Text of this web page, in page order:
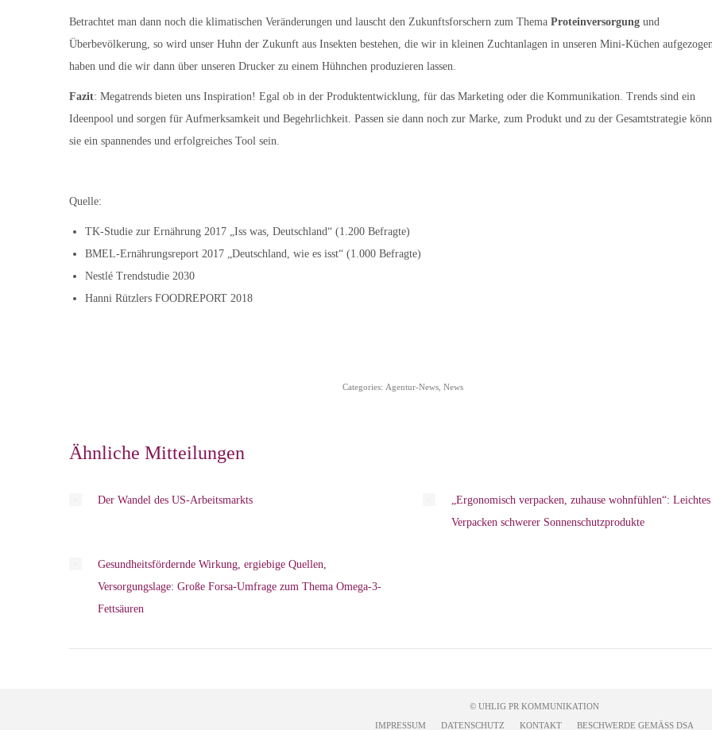
Betrachtet man dann noch die klimatischen Veränderungen und lauscht den Zukunftsforschern zum Thema Proteinversorgung und
Überbevölkerung, so wird unser Huhn der Zukunft aus Insekten bestehen, die wir in kleinen Zuchtanlagen in unseren Mini-Küchen
haben und die wir dann über unseren Drucker zu einem Hühnchen produzieren lassen.
Fazit: Megatrends bieten uns Inspiration! Egal ob in der Produktentwicklung, für das Marketing oder die Kommunikation. Trends sind ein
Ideenpool und sorgen für Aufmerksamkeit und Begehrlichkeit. Passen sie dann noch zur Marke, zum Produkt und zu der Gesamtstrategie
sie ein spannendes und erfolgreiches Tool sein.
Quelle:
TK-Studie zur Ernährung 2017 „Iss was, Deutschland“ (1.200 Befragte)
BMEL-Ernährungsreport 2017 „Deutschland, wie es isst“ (1.000 Befragte)
Nestlé Trendstudie 2030
Hanni Rützlers FOODREPORT 2018
Categories: Agentur-News ,News
Ähnliche Mitteilungen
Der Wandel des US-Arbeitsmarkts
„Ergonomisch verpacken, zuhause wohnfühlen“: Leichtes
Verpacken schwerer Sonnenschutzprodukte
Gesundheitsfördernde Wirkung, ergiebige Quellen,
Versorgungslage: Große Forsa-Umfrage zum Thema Omega-3-
Fettsäuren
© UHLIG PR KOMMUNIKATION
IMPRESSUM
DATENSCHUTZ KONTAKT BESCHWERDE GEMÄSS DSA